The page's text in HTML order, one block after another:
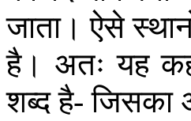
जाता। ऐसे
है। अतः यह
शब्द है-जिसका